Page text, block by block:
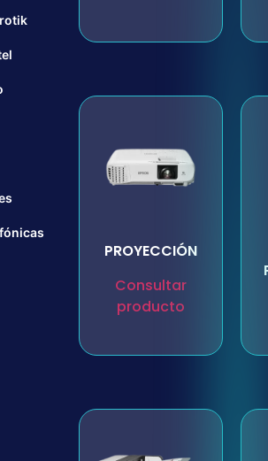
PROYECCIÓN
Consultar
producto